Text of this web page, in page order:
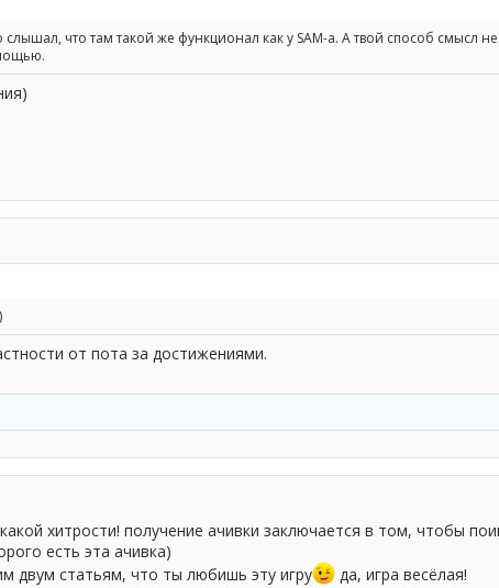
что там такой же функционал как у SAM-а. А твой способ смысл
от пота за достижениями.
хитрости! получение ачивки заключается в том, чтобы
есть эта ачивка)
двум статьям, что ты любишь эту игру
да, игра весёлая!